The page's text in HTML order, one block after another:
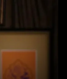
والبحث